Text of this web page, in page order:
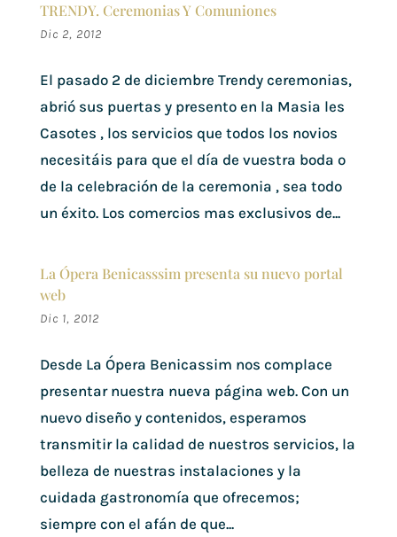
TRENDY. Ceremonias Y Comuniones
Dic 2, 2012
El pasado 2 de diciembre Trendy ceremonias,
abrió sus puertas y presento en la Masia les
Casotes , los servicios que todos los novios
necesitáis para que el día de vuestra boda o
de la celebración de la ceremonia , sea todo
un éxito. Los comercios mas exclusivos de...
La Ópera Benicasssim presenta su nuevo portal
web
Dic 1, 2012
Desde La Ópera Benicassim nos complace
presentar nuestra nueva página web. Con un
nuevo diseño y contenidos, esperamos
transmitir la calidad de nuestros servicios, la
belleza de nuestras instalaciones y la
cuidada gastronomía que ofrecemos;
siempre con el afán de que...